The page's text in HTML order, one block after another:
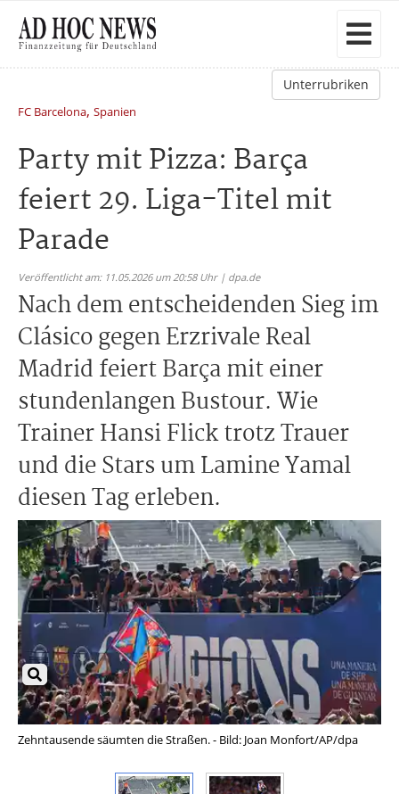
Unterrubriken
FC Barcelona, Spanien
Party mit Pizza: Barça
feiert 29. Liga-Titel mit
Parade
Veröffentlicht am: 11.05.2026 um 20:58 Uhr | dpa.de
Nach dem entscheidenden Sieg im
Clásico gegen Erzrivale Real
Madrid feiert Barça mit einer
stundenlangen Bustour. Wie
Trainer Hansi Flick trotz Trauer
und die Stars um Lamine Yamal
diesen Tag erleben.
Zehntausende säumten die Straßen. - Bild: Joan Monfort/AP/dpa